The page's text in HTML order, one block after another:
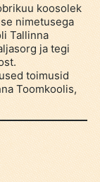
koosolek
nimetusega
Tallinna
ja tegi
toimusid
Toomkoolis,